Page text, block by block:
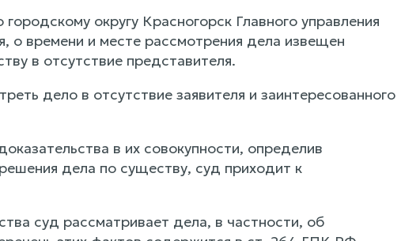
округу Красногорск Главного управления
о времени и месте рассмотрения дела извещен
в отсутствие представителя.
дело в отсутствие заявителя и заинтересованного
в их совокупности, определив
дела по существу, суд приходит к
суд рассматривает дела, в частности, об